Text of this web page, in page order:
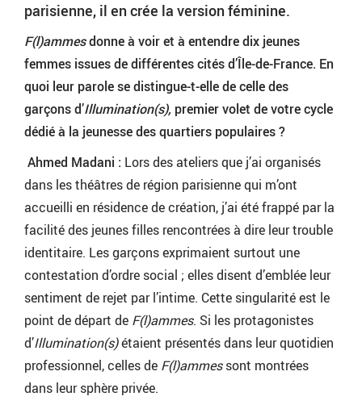
parisienne, il en crée la version féminine.
F(l)ammesdonne à voir et à entendre dix jeunes
femmes issues de différentes cités d’Île-de-France. En
quoi leur parole se distingue-t-elle de celle des
garçons d’Illumination(s), premier volet de votre cycle
dédié à la jeunesse des quartiers populaires?
Ahmed Madani : Lors des ateliers que j’ai organisés
dans les théâtres de région parisienne qui m’ont
accueilli en résidence de création, j’ai été frappé par la
facilité des jeunes filles rencontrées à dire leur trouble
identitaire. Les garçons exprimaient surtout une
contestation d’ordre social ; elles disent d’emblée leur
sentiment de rejet par l’intime. Cette singularité est le
point de départ de F(l)ammes. Si les protagonistes
d’Illumination(s)étaient présentés dans leur quotidien
professionnel, celles de F(l)ammessont montrées
dans leur sphère privée.